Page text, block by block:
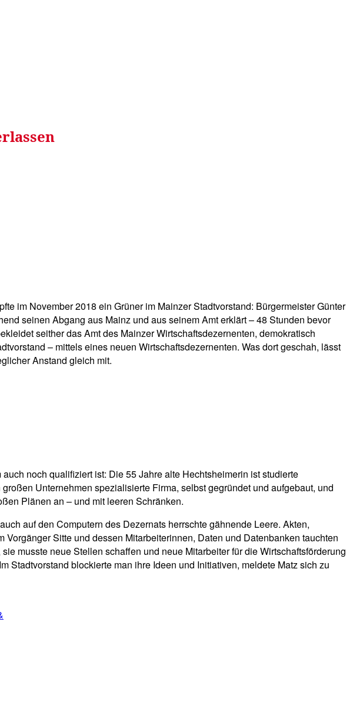
im November 2018 ein Grüner im Mainzer Stadtvorstand: Bürgermeister Günter
seinen Abgang aus Mainz und aus seinem Amt erklärt – 48 Stunden bevor
seither das Amt des Mainzer Wirtschaftsdezernenten, demokratisch
– mittels eines neuen Wirtschaftsdezernenten. Was dort geschah, lässt
Anstand gleich mit.
noch qualifiziert ist: Die 55 Jahre alte Hechtsheimerin ist studierte
Unternehmen spezialisierte Firma, selbst gegründet und aufgebaut, und
Plänen an – und mit leeren Schränken.
auf den Computern des Dezernats herrschte gähnende Leere. Akten,
Sitte und dessen Mitarbeiterinnen, Daten und Datenbanken tauchten
musste neue Stellen schaffen und neue Mitarbeiter für die Wirtschaftsförderung
Stadtvorstand blockierte man ihre Ideen und Initiativen, meldete Matz sich zu